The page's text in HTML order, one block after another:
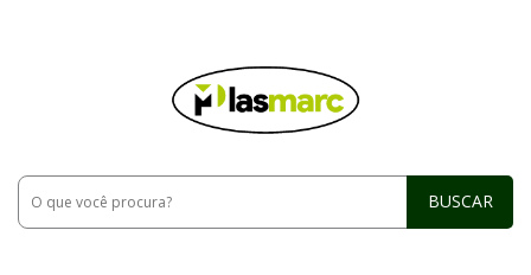
BUSCAR